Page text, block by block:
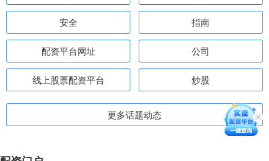
安全 指南
配资平台网址 公司
线上股票配资平台 炒股
更多话题动态